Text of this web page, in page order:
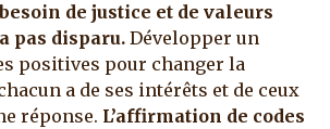
de justice et de valeurs
pas disparu. Développer un
positives pour changer la
a de ses intérêts et de ceux
réponse. L’affirmation de codes